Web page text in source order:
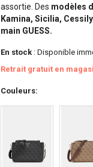
assortie. Des modèles
Kamina, Sicilia, Cessily
main GUESS.
En stock : Disponible
Retrait gratuit en
Couleurs